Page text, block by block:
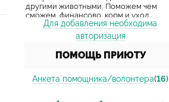
Для добавления необходима
авторизация
ПОМОЩЬ ПРИЮТУ
Анкета помощника/волонтера(16)